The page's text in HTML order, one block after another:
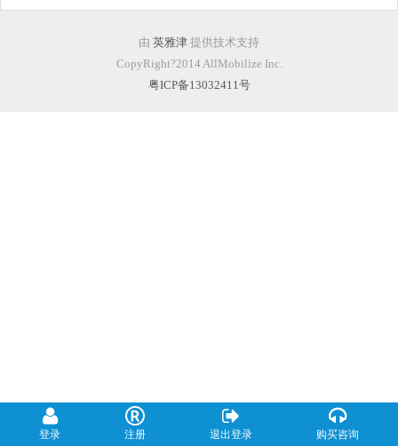
登录 注册 退出登录 购买咨询
由 英雅津 提供技术支持
CopyRight?2014 AllMobilize Inc.
粤ICP备13032411号